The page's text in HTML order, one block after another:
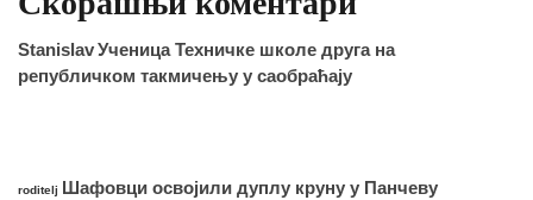
StanislavУченица Техничке школе друга на
републичком такмичењу у саобраћају
roditelj Шафовци освојили дуплу круну у Панчеву